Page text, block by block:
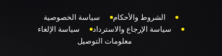
الشروط والأحكام
سياسة الخصوصية
سياسة الإرجاع والاسترداد
سياسة الإلغاء
معلومات التوصيل